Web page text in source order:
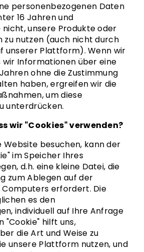
personenbezogenen Daten
16 Jahren und
unsere Produkte oder
zu nutzen (auch nicht durch
unserer Plattform). Wenn wir
wir Informationen über eine
ohne die Zustimmung
haben, ergreifen wir die
um diese
unterdrücken.
wir "Cookies" verwenden?
Website besuchen, kann der
im Speicher Ihres
d.h. eine kleine Datei, die
zum Ablegen auf der
erfordert. Die
es den
individuell auf Ihre Anfrage
"Cookie" hilft uns,
die Art und Weise zu
unsere Plattform nutzen, und